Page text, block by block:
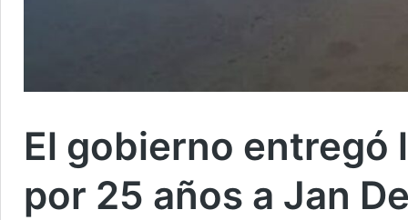
El gobierno entregó
por 25 años a Jan